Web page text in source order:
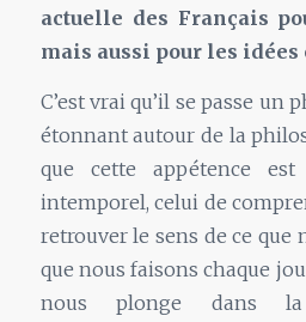
actuelle des Français
mais aussi pour les idées
C’est vrai qu’il se passe un
étonnant autour de la
que cette appétence
intemporel, celui de
retrouver le sens de ce que
que nous faisons chaque
nous plonge dans la